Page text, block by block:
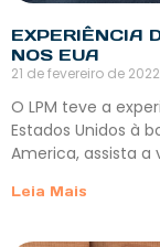
EXPERIÊNCIA
NOS EUA
21 de fevereiro de 2022
O LPM teve a
Estados Unidos à
America, assista a
Leia Mais